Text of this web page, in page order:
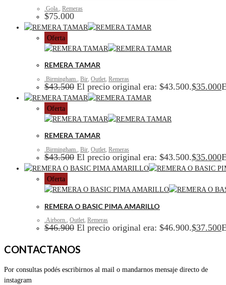
.Gola. Remeras
$75.000
Oferta
REMERA TAMAR
.Birmingham. Bir Outlet Remeras
$43.500 El precio original era: $43.500.$35.000
Oferta
REMERA TAMAR
.Birmingham., Bir, Outlet, Remeras
$43.500 El precio original era: $43.500.$35.000
Oferta
REMERA O BASIC PIMA AMARILLO
.Airborn., Outlet, Remeras
$46.900 El precio original era: $46.900.$37.500
CONTACTANOS
Por consultas podés escribirnos al mail o mandarnos mensaje directo de
instagram